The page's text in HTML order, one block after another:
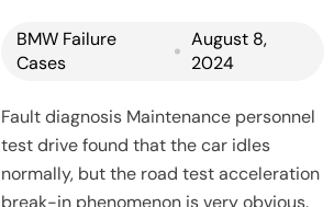
BMW Failure
Cases
August 8,
2024
Fault diagnosis Maintenance personnel
test drive found that the car idles
normally, but the road test acceleration
break-in phenomenon is very obvious.